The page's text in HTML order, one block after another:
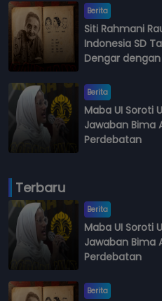
Berita
Siti Rahmani
Indonesia SD
Dengar dengan
Berita
Maba UI Soroti
Jawaban Bima
Perdebatan
Terbaru
Berita
Maba UI Soroti
Jawaban Bima
Perdebatan
Berita